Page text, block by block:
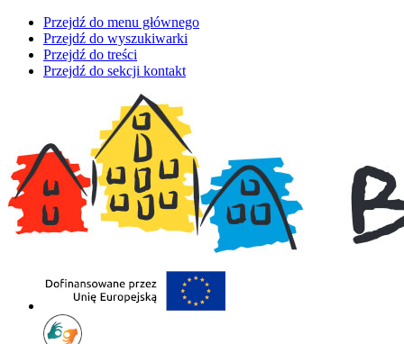
Przejdź do menu głównego
Przejdź do wyszukiwarki
Przejdź do treści
Przejdź do sekcji kontakt